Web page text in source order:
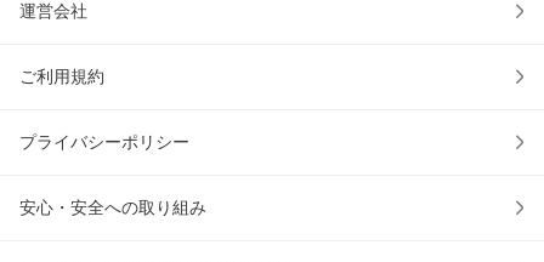
運営会社
ご利用規約
プライバシーポリシー
安心・安全への取り組み